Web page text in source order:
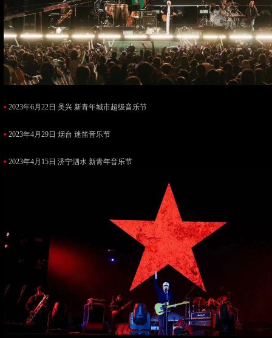
• 2023年6月22日 吴兴 新青年城市超级音乐节
• 2023年4月29日 烟台 迷笛音乐节
• 2023年4月15日 济宁泗水 新青年音乐节